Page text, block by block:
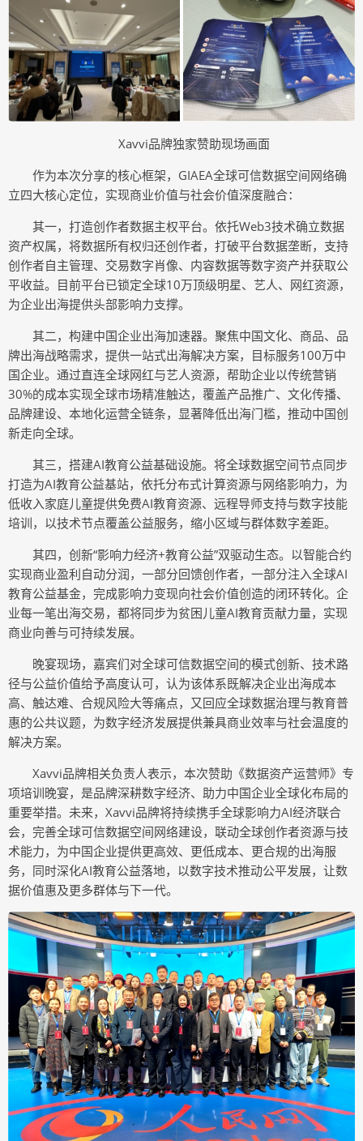
Xavvi品牌独家赞助现场画面
作为本次分享的核心框架，GIAEA全球可信数据空间网络确
立四大核心定位，实现商业价值与社会价值深度融合：
其一，打造创作者数据主权平台。依托Web3技术确立数据
资产权属，将数据所有权归还创作者，打破平台数据垄断，支持
创作者自主管理、交易数字肖像、内容数据等数字资产并获取公
平收益。目前平台已锁定全球10万顶级明星、艺人、网红资源，
为企业出海提供头部影响力支撑。
其二，构建中国企业出海加速器。聚焦中国文化、商品、品
牌出海战略需求，提供一站式出海解决方案，目标服务100万中
国企业。通过直连全球网红与艺人资源，帮助企业以传统营销
30%的成本实现全球市场精准触达，覆盖产品推广、文化传播、
品牌建设、本地化运营全链条，显著降低出海门槛，推动中国创
新走向全球。
其三，搭建AI教育公益基础设施。将全球数据空间节点同步
打造为AI教育公益基站，依托分布式计算资源与网络影响力，为
低收入家庭儿童提供免费AI教育资源、远程导师支持与数字技能
培训，以技术节点覆盖公益服务，缩小区域与群体数字差距。
其四，创新“影响力经济+教育公益”双驱动生态。以智能合约
实现商业盈利自动分润，一部分回馈创作者，一部分注入全球AI
教育公益基金，完成影响力变现向社会价值创造的闭环转化。企
业每一笔出海交易，都将同步为贫困儿童AI教育贡献力量，实现
商业向善与可持续发展。
晚宴现场，嘉宾们对全球可信数据空间的模式创新、技术路
径与公益价值给予高度认可，认为该体系既解决企业出海成本
高、触达难、合规风险大等痛点，又回应全球数据治理与教育普
惠的公共议题，为数字经济发展提供兼具商业效率与社会温度的
解决方案。
Xavvi品牌相关负责人表示，本次赞助《数据资产运营师》专
项培训晚宴，是品牌深耕数字经济、助力中国企业全球化布局的
重要举措。未来，Xavvi品牌将持续携手全球影响力AI经济联合
会，完善全球可信数据空间网络建设，联动全球创作者资源与技
术能力，为中国企业提供更高效、更低成本、更合规的出海服
务，同时深化AI教育公益落地，以数字技术推动公平发展，让数
据价值惠及更多群体与下一代。